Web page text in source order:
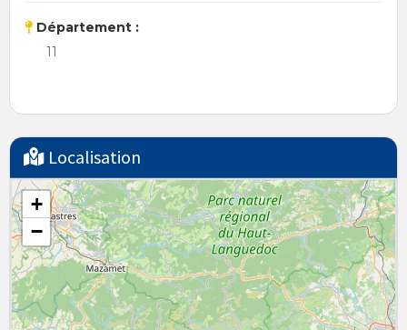
Département :
11
Localisation
+
−